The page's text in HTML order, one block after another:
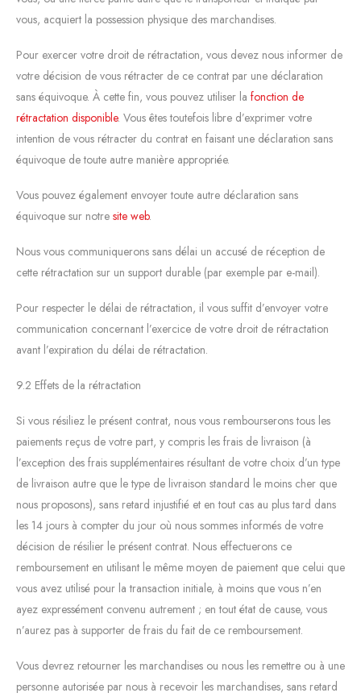
vous, acquiert la possession physique des marchandises.
Pour exercer votre droit de rétractation, vous devez nous informer de
votre décision de vous rétracter de ce contrat par une déclaration
sans équivoque. À cette fin, vous pouvez utiliser la fonction de
rétractation disponible. Vous êtes toutefois libre d’exprimer votre
intention de vous rétracter du contrat en faisant une déclaration sans
équivoque de toute autre manière appropriée.
Vous pouvez également envoyer toute autre déclaration sans
équivoque sur notre site web.
Nous vous communiquerons sans délai un accusé de réception de
cette rétractation sur un support durable (par exemple par e-mail).
Pour respecter le délai de rétractation, il vous suffit d’envoyer votre
communication concernant l’exercice de votre droit de rétractation
avant l’expiration du délai de rétractation.
9.2 Effets de la rétractation
Si vous résiliez le présent contrat, nous vous rembourserons tous les
paiements reçus de votre part, y compris les frais de livraison (à
l’exception des frais supplémentaires résultant de votre choix d’un type
de livraison autre que le type de livraison standard le moins cher que
nous proposons), sans retard injustifié et en tout cas au plus tard dans
les 14 jours à compter du jour où nous sommes informés de votre
décision de résilier le présent contrat. Nous effectuerons ce
remboursement en utilisant le même moyen de paiement que celui que
vous avez utilisé pour la transaction initiale, à moins que vous n’en
ayez expressément convenu autrement ; en tout état de cause, vous
n’aurez pas à supporter de frais du fait de ce remboursement.
Vous devrez retourner les marchandises ou nous les remettre ou à une
personne autorisée par nous à recevoir les marchandises, sans retard